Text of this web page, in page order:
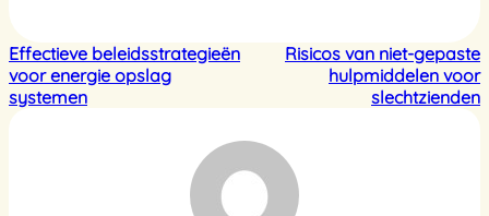
Effectieve beleidsstrategieën
voor energie opslag
systemen
Risicos van niet-gepaste
hulpmiddelen voor
slechtzienden